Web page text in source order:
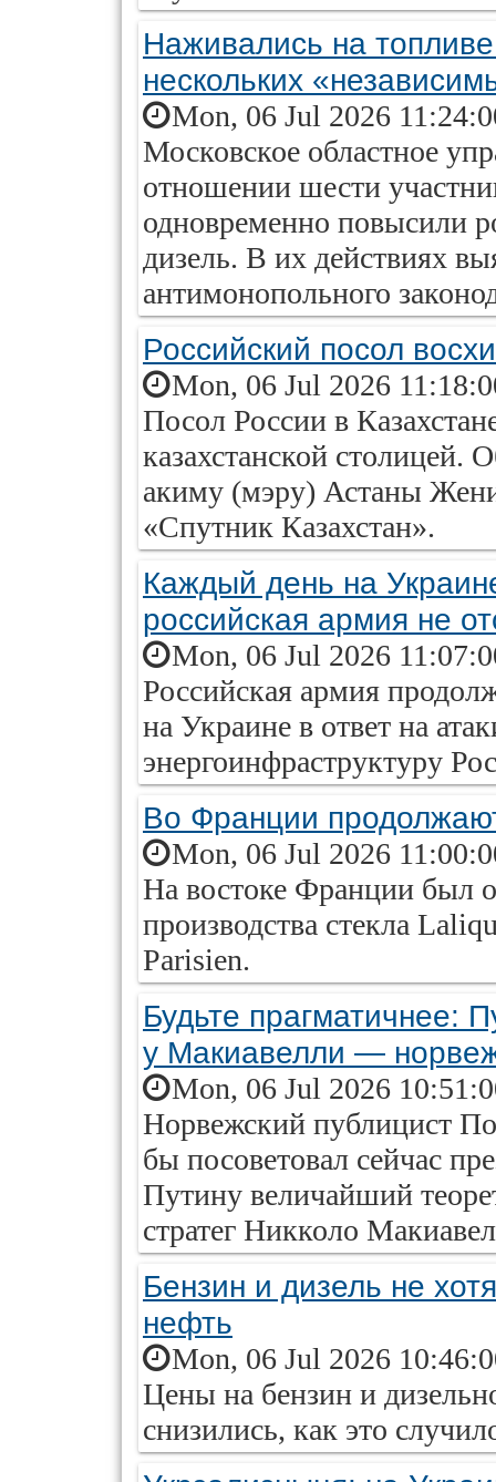
Наживались на
нескольких
Mon, 06 Jul 2026
Московское областное
отношении шести
одновременно повысили
дизель. В их действиях
антимонопольного
Российский посол
Mon, 06 Jul 2026
Посол России в
казахстанской столицей.
акиму (мэру) Астаны
«Спутник Казахстан».
Каждый день на
российская армия не
Mon, 06 Jul 2026
Российская армия
на Украине в ответ на
энергоинфраструктуру
Во Франции
Mon, 06 Jul 2026
На востоке Франции был
производства стекла
Parisien.
Будьте прагматичнее:
у Макиавелли —
Mon, 06 Jul 2026
Норвежский публицист
бы посоветовал сейчас
Путину величайший
стратег Никколо
Бензин и дизель не
нефть
Mon, 06 Jul 2026
Цены на бензин и
снизились, как это